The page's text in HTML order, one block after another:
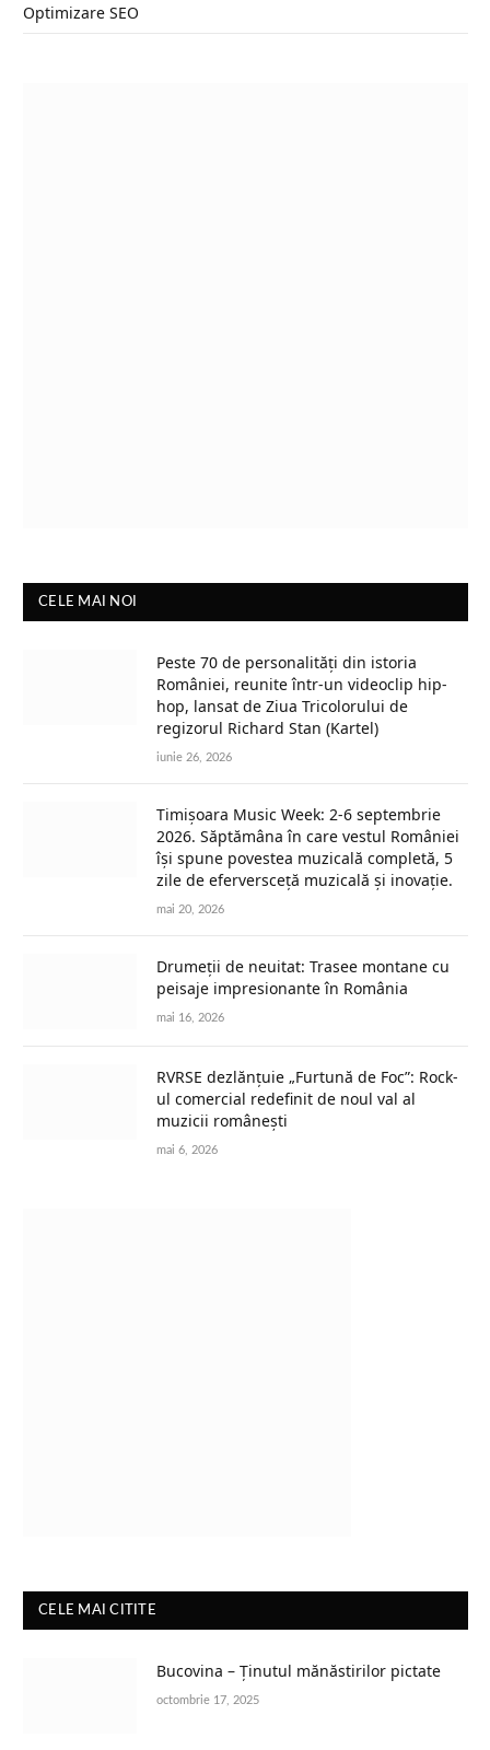
Optimizare SEO
CELE MAI NOI
Peste 70 de personalități din istoria
României, reunite într-un videoclip hip-
hop, lansat de Ziua Tricolorului de
regizorul Richard Stan (Kartel)
iunie 26, 2026
Timișoara Music Week: 2-6 septembrie
2026. Săptămâna în care vestul României
își spune povestea muzicală completă, 5
zile de eferversceță muzicală și inovație.
mai 20, 2026
Drumeții de neuitat: Trasee montane cu
peisaje impresionante în România
mai 16, 2026
RVRSE dezlănțuie „Furtună de Foc”: Rock-
ul comercial redefinit de noul val al
muzicii românești
mai 6, 2026
CELE MAI CITITE
Bucovina – Ținutul mănăstirilor pictate
octombrie 17, 2025